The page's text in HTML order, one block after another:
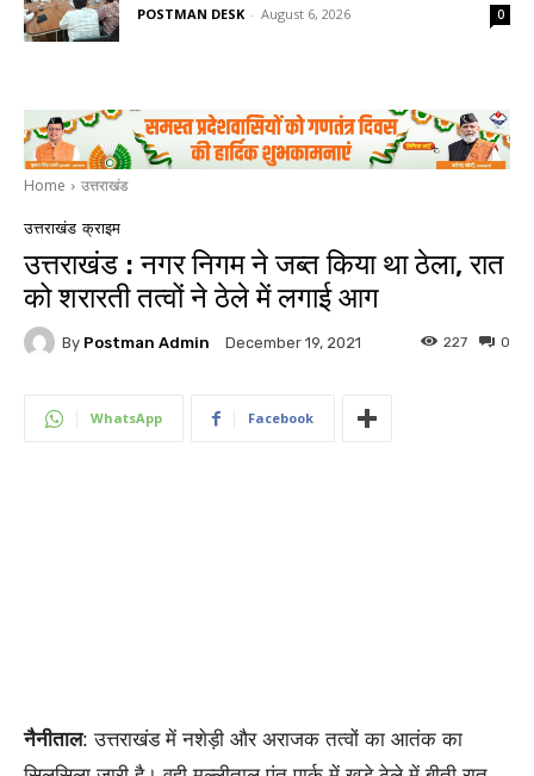
POSTMAN DESK - August 6, 2026 0